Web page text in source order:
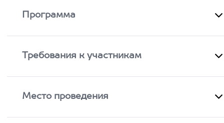
Программа
Требования к участникам
Место проведения